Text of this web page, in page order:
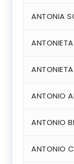
ANTONIA
ANTONIO
ANTONIO
ANTONIO